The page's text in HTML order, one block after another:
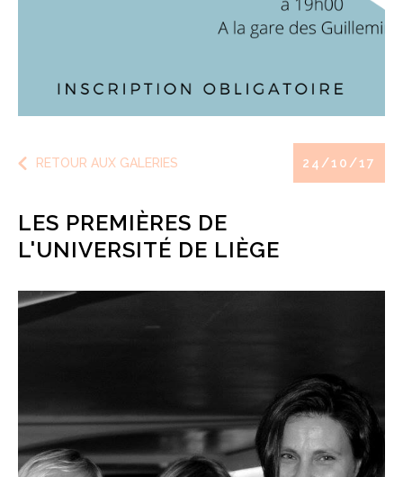
RETOUR AUX GALERIES 24/10/17
LES PREMIÈRES DE
L'UNIVERSITÉ DE LIÈGE